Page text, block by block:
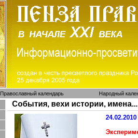
Православный календарь Народный
События, вехи истории, имена...
24.02.2010